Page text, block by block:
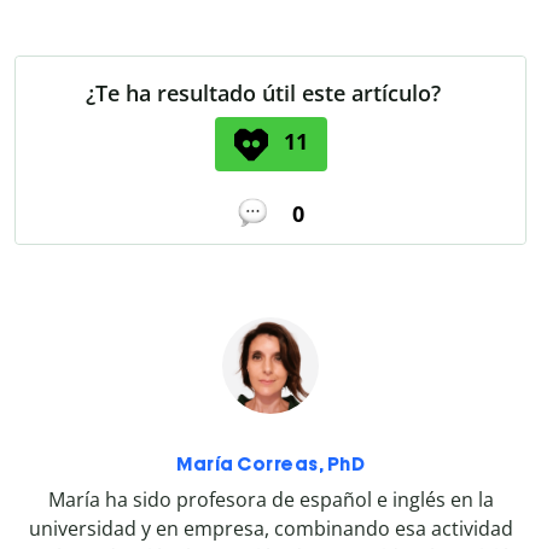
¿Te ha resultado útil este artículo?
11
0
María Correas, PhD
María ha sido profesora de español e inglés en la
universidad y en empresa, combinando esa actividad